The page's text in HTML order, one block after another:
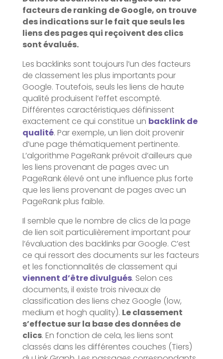
facteurs de ranking de Google, on trouve
des indications sur le fait que seuls les
liens des pages qui reçoivent des clics
sont évalués.
Les backlinks sont toujours l’un des facteurs
de classement les plus importants pour
Google. Toutefois, seuls les liens de haute
qualité produisent l’effet escompté.
Différentes caractéristiques définissent
exactement ce qui constitue un backlink de
qualité. Par exemple, un lien doit provenir
d’une page thématiquement pertinente.
L’algorithme PageRank prévoit d’ailleurs que
les liens provenant de pages avec un
PageRank élevé ont une influence plus forte
que les liens provenant de pages avec un
PageRank plus faible.
Il semble que le nombre de clics de la page
de lien soit particulièrement important pour
l’évaluation des backlinks par Google. C’est
ce qui ressort des documents sur les facteurs
et les fonctionnalités de classement qui
viennent d’être divulgués. Selon ces
documents, il existe trois niveaux de
classification des liens chez Google (low,
medium et hogh quality). Le classement
s’effectue sur la base des données de
clics. En fonction de cela, les liens sont
classés dans les différentes couches (Tiers)